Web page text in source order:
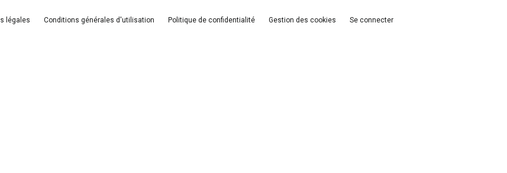
légales Conditions générales d'utilisation Politique de confidentialité Gestion des cookies Se connecter